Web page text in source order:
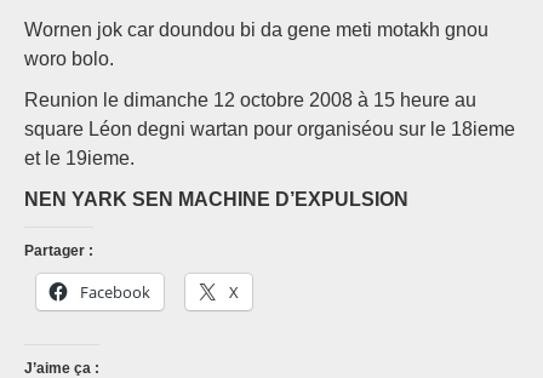
Wornen jok car doundou bi da gene meti motakh gnou
woro bolo.
Reunion le dimanche 12 octobre 2008 à 15 heure au
square Léon degni wartan pour organiséou sur le 18ieme
et le 19ieme.
NEN YARK SEN MACHINE D’EXPULSION
Partager :
Facebook X
J’aime ça :